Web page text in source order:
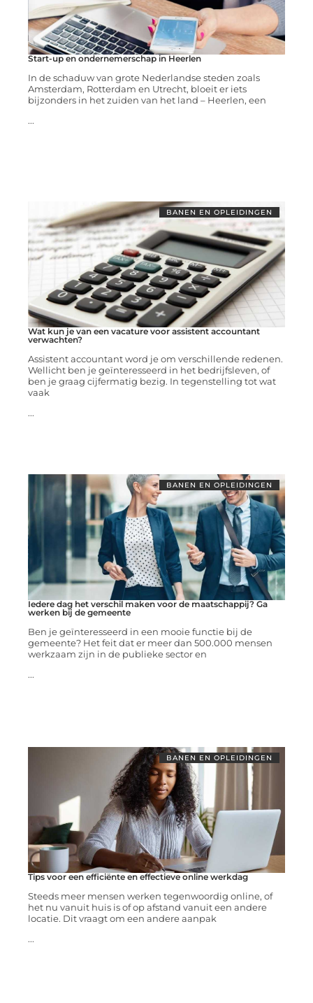
Start-up en ondernemerschap in Heerlen
In de schaduw van grote Nederlandse steden zoals
Amsterdam, Rotterdam en Utrecht, bloeit er iets
bijzonders in het zuiden van het land – Heerlen, een
...
BANEN EN OPLEIDINGEN
Wat kun je van een vacature voor assistent accountant
verwachten?
Assistent accountant word je om verschillende redenen.
Wellicht ben je geïnteresseerd in het bedrijfsleven, of
ben je graag cijfermatig bezig. In tegenstelling tot wat
vaak
...
BANEN EN OPLEIDINGEN
Iedere dag het verschil maken voor de maatschappij? Ga
werken bij de gemeente
Ben je geïnteresseerd in een mooie functie bij de
gemeente? Het feit dat er meer dan 500.000 mensen
werkzaam zijn in de publieke sector en
...
BANEN EN OPLEIDINGEN
Tips voor een efficiënte en effectieve online werkdag
Steeds meer mensen werken tegenwoordig online, of
het nu vanuit huis is of op afstand vanuit een andere
locatie. Dit vraagt om een andere aanpak
...